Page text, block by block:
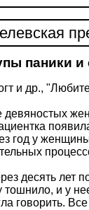
паники и
и др.,
девяностых
год у
десять лет
и у
говорить.